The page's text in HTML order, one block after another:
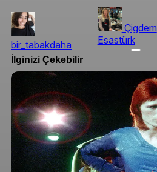
bir_tabakdaha
Çigdem
Esastürk